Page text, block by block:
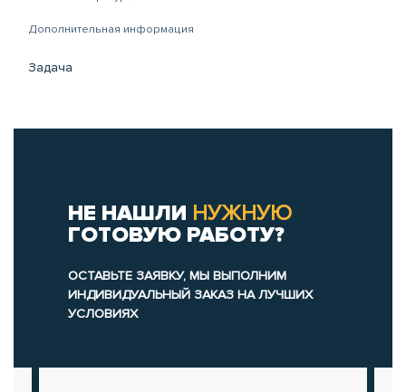
Дополнительная информация
Задача
НЕ НАШЛИ НУЖНУЮ
ГОТОВУЮ РАБОТУ?
ОСТАВЬТЕ ЗАЯВКУ, МЫ ВЫПОЛНИМ
ИНДИВИДУАЛЬНЫЙ ЗАКАЗ НА ЛУЧШИХ
УСЛОВИЯХ